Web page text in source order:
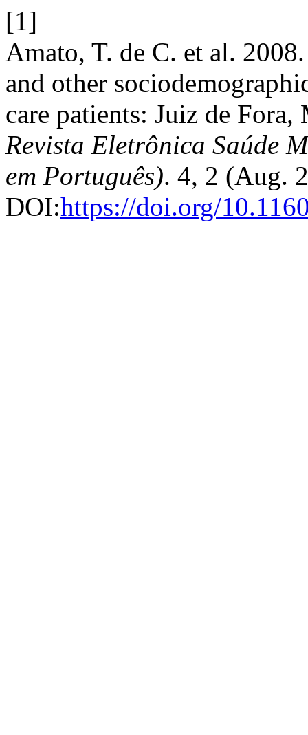
[1]
Amato, T. de C. et al.
and other
care patients: Juiz de
Revista Eletrônica Saúde
em Português). 4, 2 (Aug.
DOI:https://doi.org/